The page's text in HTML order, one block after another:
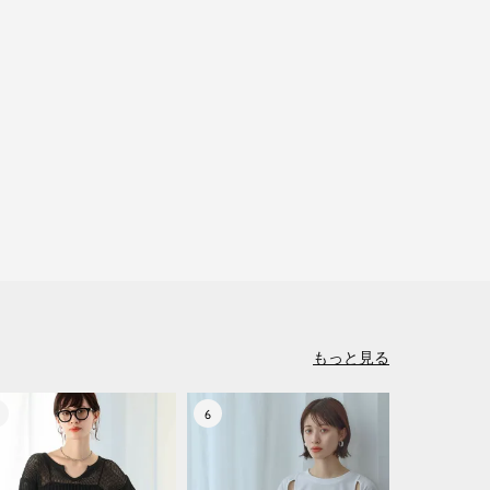
もっと見る